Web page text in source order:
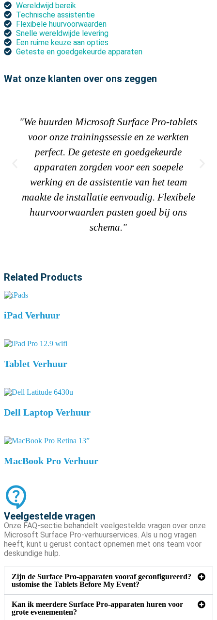
Wereldwijd bereik
Technische assistentie
Flexibele huurvoorwaarden
Snelle wereldwijde levering
Een ruime keuze aan opties
Geteste en goedgekeurde apparaten
Wat onze klanten over ons zeggen
"We huurden Microsoft Surface Pro-tablets
voor onze trainingssessie en ze werkten
perfect. De geteste en goedgekeurde
apparaten zorgden voor een soepele
werking en de assistentie van het team
maakte de installatie eenvoudig. Flexibele
huurvoorwaarden pasten goed bij ons
schema."
Related Products
iPad Verhuur
Tablet Verhuur
Dell Laptop Verhuur
MacBook Pro Verhuur
Veelgestelde vragen
Onze FAQ-sectie behandelt veelgestelde vragen over onze
Microsoft Surface Pro-verhuurservices. Als u nog vragen
heeft, kunt u gerust contact opnemen met ons team voor
deskundige hulp.
Zijn de Surface Pro-apparaten vooraf geconfigureerd?
ustomise the Tablets Before My Event?
Kan ik meerdere Surface Pro-apparaten huren voor
grote evenementen?